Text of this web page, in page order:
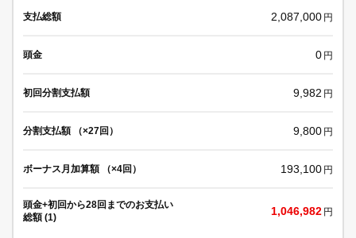
支払総額 2,087,000 円
頭金 0 円
初回分割支払額 9,982 円
分割支払額 （×27回） 9,800 円
ボーナス月加算額 （×4回） 193,100 円
頭金+初回から28回までのお支払い
総額 (1)
1,046,982 円